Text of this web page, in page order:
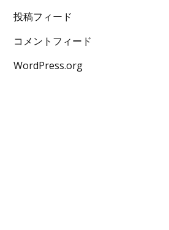
投稿フィード
コメントフィード
WordPress.org